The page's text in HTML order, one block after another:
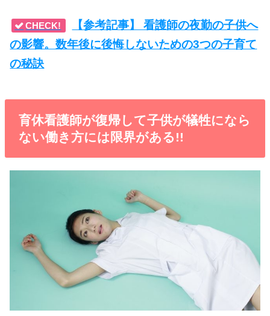
CHECK!
【参考記事】 看護師の夜勤の子供へ
の影響。数年後に後悔しないための3つの子育て
の秘訣
育休看護師が復帰して子供が犠牲になら
ない働き方には限界がある!!